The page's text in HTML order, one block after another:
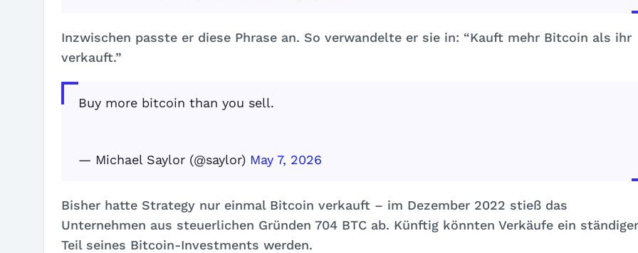
Inzwischen passte er diese Phrase an. So verwandelte er sie in: “Kauft mehr Bitcoin als ihr
verkauft.”
Buy more bitcoin than you sell.
— Michael Saylor (@saylor) May 7, 2026
Bisher hatte Strategy nur einmal Bitcoin verkauft – im Dezember 2022 stieß das
Unternehmen aus steuerlichen Gründen 704 BTC ab. Künftig könnten Verkäufe ein ständiger
Teil seines Bitcoin-Investments werden.